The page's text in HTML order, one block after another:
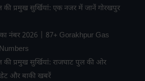
प्रमुख सुर्खियां: एक नजर में जानें गोरखपुर
नंबर 2026 | 87+ Gorakhpur Gas
प्रमुख सुर्खियां: राजघाट पुल की ओर
और बाकी खबरें